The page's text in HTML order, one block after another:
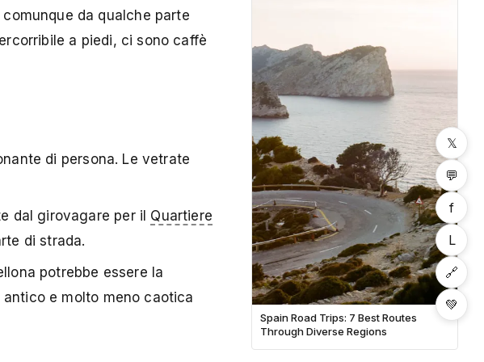
da qualche parte
a piedi, ci sono caffè
di persona. Le vetrate
dal girovagare per il Quartiere
di strada.
potrebbe essere la
e molto meno caotica
Spain Road Trips: 7 Best Routes
Through Diverse Regions
𝕏
💬
f
L
🔗
💚